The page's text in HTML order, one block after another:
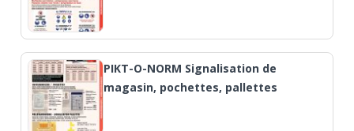
PIKT-O-NORM Signalisation de
magasin, pochettes, pallettes